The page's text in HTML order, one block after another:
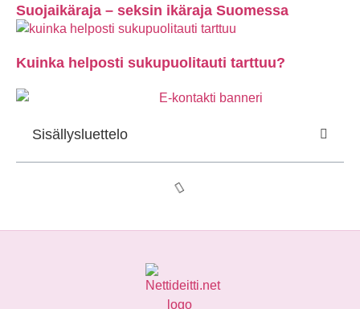
Suojaikäraja – seksin ikäraja Suomessa
Kuinka helposti sukupuolitauti tarttuu?
Sisällysluettelo